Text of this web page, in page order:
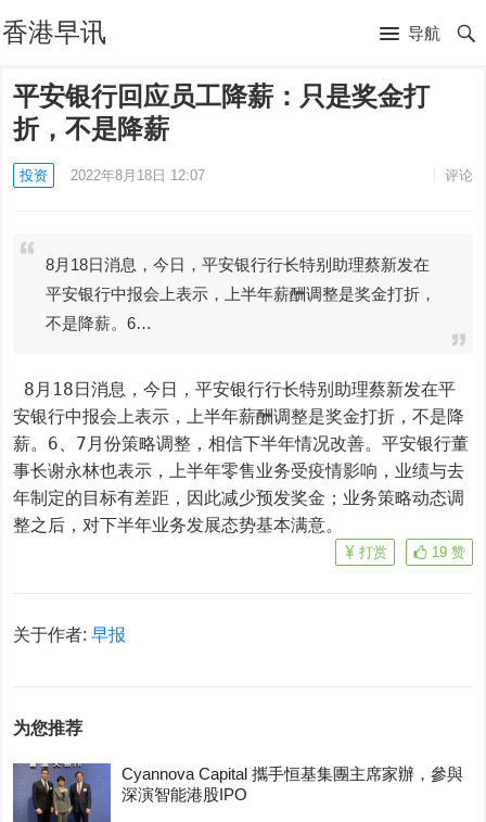
香港早讯 导航
平安银行回应员工降薪：只是奖金打
折，不是降薪
投资 2022年8月18日 12:07 评论
8月18日消息，今日，平安银行行长特别助理蔡新发在
平安银行中报会上表示，上半年薪酬调整是奖金打折，
不是降薪。6…
安银行中报会上表示，上半年薪酬调整是奖金打折，不是降
薪。6、7月份策略调整，相信下半年情况改善。平安银行董
事长谢永林也表示，上半年零售业务受疫情影响，业绩与去
年制定的目标有差距，因此减少预发奖金；业务策略动态调
整之后，对下半年业务发展态势基本满意。
19 赞
打赏
关于作者:早报
为您推荐
Cyannova Capital 攜手恒基集團主席家辦，參與
深演智能港股IPO